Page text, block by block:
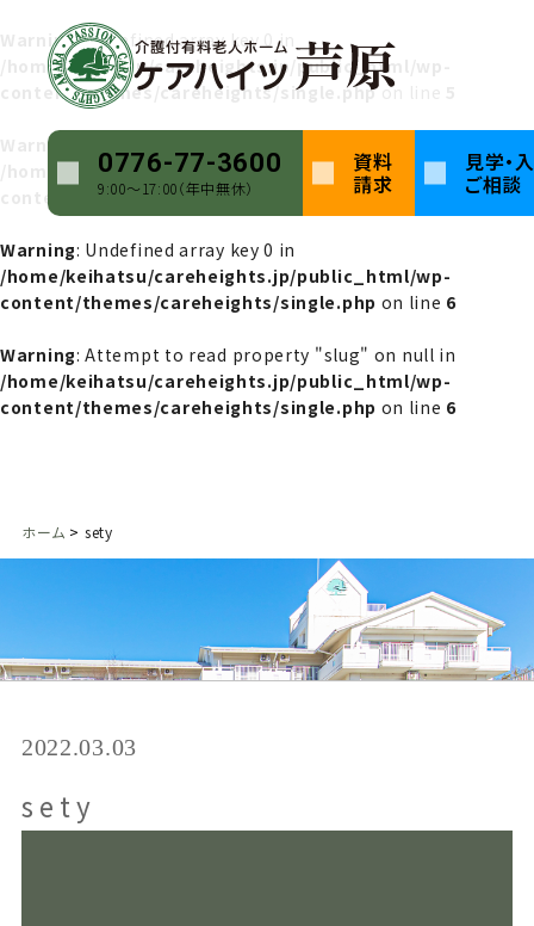
0776-77-3600
9:00〜17:00（年中無休）
資料
請求
見学・
ご相談
Warning: Undefined array key 0 in
/home/keihatsu/careheights.jp/public_html/wp-
content/themes/careheights/single.phpon line
Warning
/home/keihatsu/careheights.jp/public_html/wp-
content/themes/careheights/single.phpon line
Warning: Undefined array key 0 in
/home/keihatsu/careheights.jp/public_html/wp-
content/themes/careheights/single.php on line 6
Warning: Attempt to read property "slug" on null in
/home/keihatsu/careheights.jp/public_html/wp-
content/themes/careheights/single.php on line 6
ホーム sety
2022.03.03
sety